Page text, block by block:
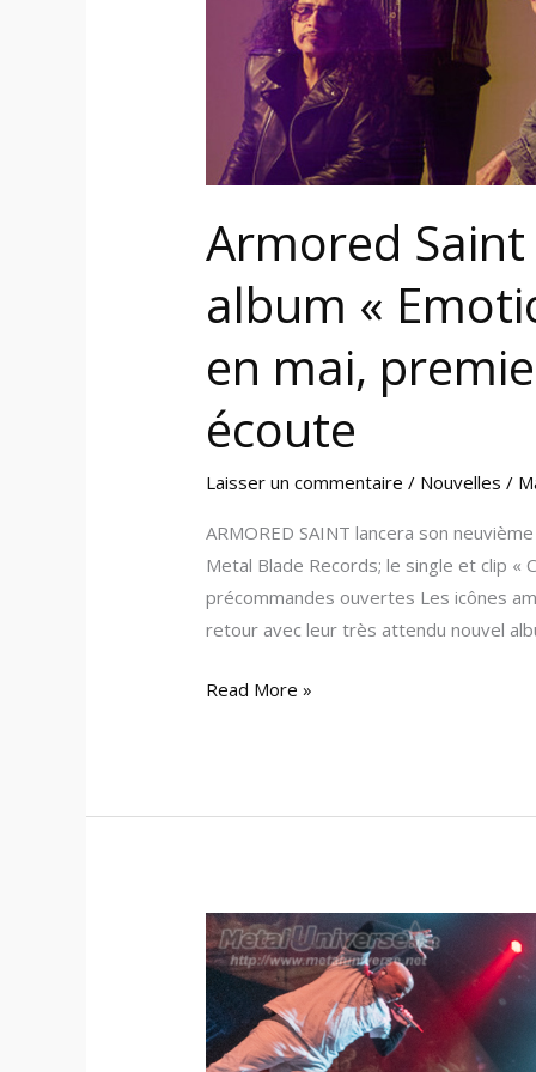
Armored
album «
en mai,
écoute
Laisser un commentaire / Nouvelles /
ARMORED SAINT lancera son
Metal Blade Records; le single et clip «
précommandes ouvertes Les icônes
retour avec leur très attendu nouvel
Reset »
premier
extrait
sous
Read More »
Armored
Saint
–
Joey
Vera